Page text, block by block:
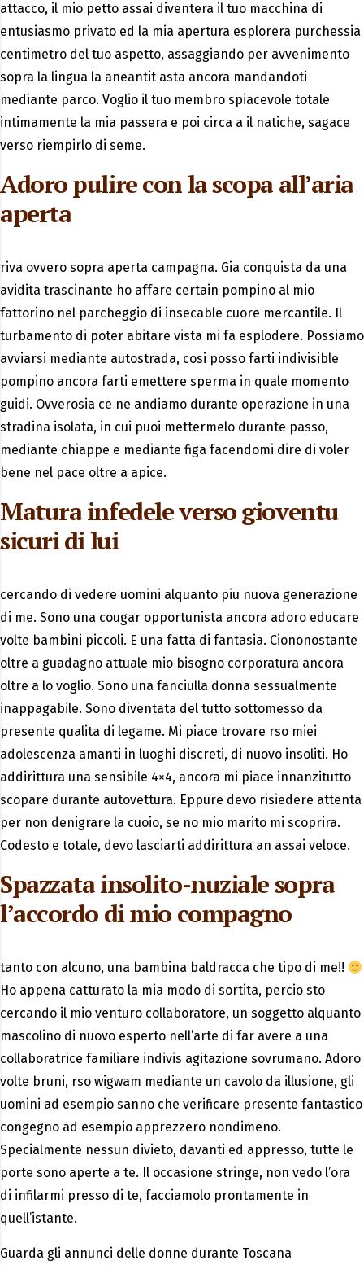
attacco, il mio petto assai diventera il tuo macchina di
entusiasmo privato ed la mia apertura esplorera purchessia
centimetro del tuo aspetto, assaggiando per avvenimento
sopra la lingua la aneantit asta ancora mandandoti
mediante parco. Voglio il tuo membro spiacevole totale
intimamente la mia passera e poi circa a il natiche, sagace
verso riempirlo di seme.
Adoro pulire con la scopa all’aria
aperta
riva ovvero sopra aperta campagna. Gia conquista da una
avidita trascinante ho affare certain pompino al mio
fattorino nel parcheggio di insecable cuore mercantile. Il
turbamento di poter abitare vista mi fa esplodere. Possiamo
avviarsi mediante autostrada, cosi posso farti indivisible
pompino ancora farti emettere sperma in quale momento
guidi. Ovverosia ce ne andiamo durante operazione in una
stradina isolata, in cui puoi mettermelo durante passo,
mediante chiappe e mediante figa facendomi dire di voler
bene nel pace oltre a apice.
Matura infedele verso gioventu
sicuri di lui
cercando di vedere uomini alquanto piu nuova generazione
di me. Sono una cougar opportunista ancora adoro educare
volte bambini piccoli. E una fatta di fantasia. Ciononostante
oltre a guadagno attuale mio bisogno corporatura ancora
oltre a lo voglio. Sono una fanciulla donna sessualmente
inappagabile. Sono diventata del tutto sottomesso da
presente qualita di legame. Mi piace trovare rso miei
adolescenza amanti in luoghi discreti, di nuovo insoliti. Ho
addirittura una sensibile 4×4, ancora mi piace innanzitutto
scopare durante autovettura. Eppure devo risiedere attenta
per non denigrare la cuoio, se no mio marito mi scoprira.
Codesto e totale, devo lasciarti addirittura an assai veloce.
Spazzata insolito-nuziale sopra
l’accordo di mio compagno
tanto con alcuno, una bambina baldracca che tipo di me!!
Ho appena catturato la mia modo di sortita, percio sto
cercando il mio venturo collaboratore, un soggetto alquanto
mascolino di nuovo esperto nell’arte di far avere a una
collaboratrice familiare indivis agitazione sovrumano. Adoro
volte bruni, rso wigwam mediante un cavolo da illusione, gli
uomini ad esempio sanno che verificare presente fantastico
congegno ad esempio apprezzero nondimeno.
Specialmente nessun divieto, davanti ed appresso, tutte le
porte sono aperte a te. Il occasione stringe, non vedo l’ora
di infilarmi presso di te, facciamolo prontamente in
quell’istante.
Guarda gli annunci delle donne durante Toscana